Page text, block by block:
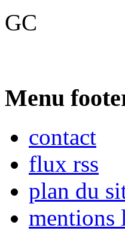
GC
Menu
contact
flux rss
plan du
mentions